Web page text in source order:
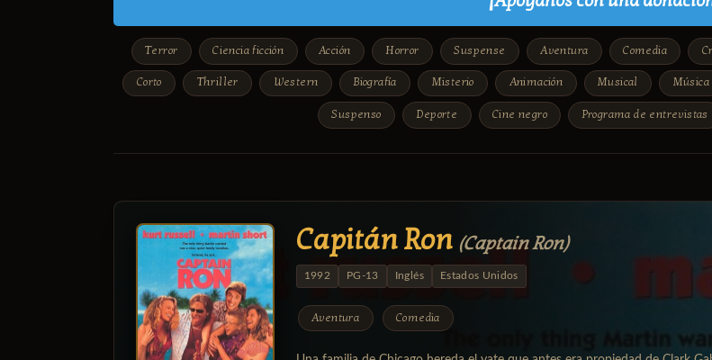
Terror Ciencia ficción Acción Horror Suspense Aventura Comedia
Corto Thriller Western Biografía Misterio Animación Musical Música
Suspenso Deporte Cine negro Programa de entrevistas
Capitán Ron (Captain Ron)
1992 PG-13 Inglés Estados Unidos
Aventura Comedia